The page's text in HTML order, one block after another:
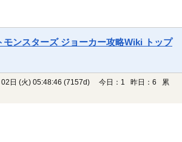
モンスターズ ジョーカー攻略Wiki トップ
日 (火) 05:48:46 (7157d)
今日：1 昨日：6 累